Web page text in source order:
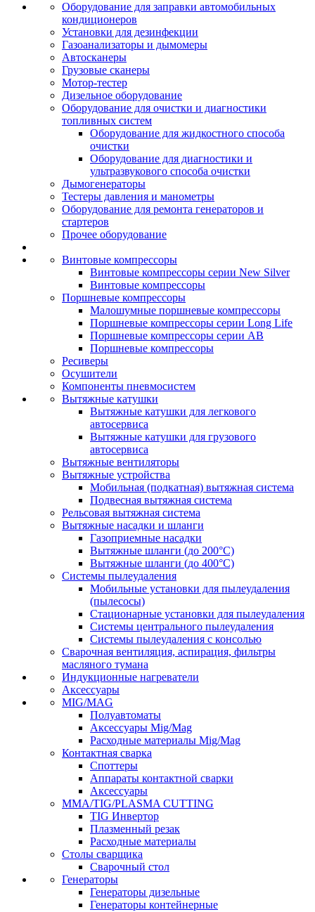
Оборудование для заправки автомобильных
кондиционеров
Установки для дезинфекции
Газоанализаторы и дымомеры
Автосканеры
Грузовые сканеры
Мотор-тестер
Дизельное оборудование
Оборудование для очистки и диагностики
топливных систем
Оборудование для жидкостного способа
очистки
Оборудование для диагностики и
ультразвукового способа очистки
Дымогенераторы
Тестеры давления и манометры
Оборудование для ремонта генераторов и
стартеров
Прочее оборудование
Винтовые компрессоры
Винтовые компрессоры серии New Silver
Винтовые компрессоры
Поршневые компрессоры
Малошумные поршневые компрессоры
Поршневые компрессоры серии Long Life
Поршневые компрессоры серии AB
Поршневые компрессоры
Ресиверы
Осушители
Компоненты пневмосистем
Вытяжные катушки
Вытяжные катушки для легкового
автосервиса
Вытяжные катушки для грузового
автосервиса
Вытяжные вентиляторы
Вытяжные устройства
Мобильная (подкатная) вытяжная система
Подвесная вытяжная система
Рельсовая вытяжная система
Вытяжные насадки и шланги
Газоприемные насадки
Вытяжные шланги (до 200°C)
Вытяжные шланги (до 400°C)
Системы пылеудаления
Мобильные установки для пылеудаления
(пылесосы)
Стационарные установки для пылеудаления
Системы центрального пылеудаления
Системы пылеудаления с консолью
Сварочная вентиляция, аспирация, фильтры
масляного тумана
Индукционные нагреватели
Аксессуары
MIG/MAG
Полуавтоматы
Аксессуары Mig/Mag
Расходные материалы Mig/Mag
Контактная сварка
Споттеры
Аппараты контактной сварки
Аксессуары
MMA/TIG/PLASMA CUTTING
TIG Инвертор
Плазменный резак
Расходные материалы
Столы сварщика
Сварочный стол
Генераторы
Генераторы дизельные
Генераторы контейнерные